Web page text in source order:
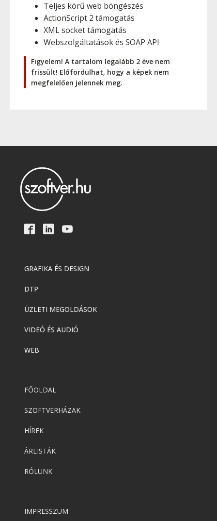
Teljes körű web böngészés
ActionScript 2 támogatás
XML socket támogatás
Webszolgáltatások és SOAP API
Figyelem! A tartalom legalább 2 éve nem
frissült! Előfordulhat, hogy a képek nem
megfelelően jelennek meg.
GRAFIKA ÉS DESIGN
DTP
ÜZLETI MEGOLDÁSOK
VIDEÓ ÉS AUDIÓ
WEB
FŐOLDAL
SZOFTVERHÁZAK
HÍREK
ÁRLISTÁK
RÓLUNK
IMPRESSZUM